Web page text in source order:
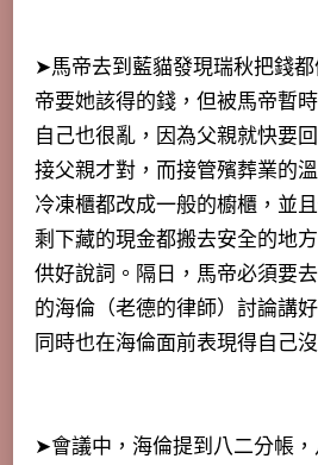
➤馬帝去到藍貓發現瑞秋把錢
帝要她該得的錢，但被馬帝暫
自己也很亂，因為父親就快要
接父親才對，而接管殯葬業的
冷凍櫃都改成一般的櫥櫃，並
剩下藏的現金都搬去安全的地
供好說詞。隔日，馬帝必須要
的海倫（老德的律師）討論講
同時也在海倫面前表現得自己
➤會議中，海倫提到八二分帳